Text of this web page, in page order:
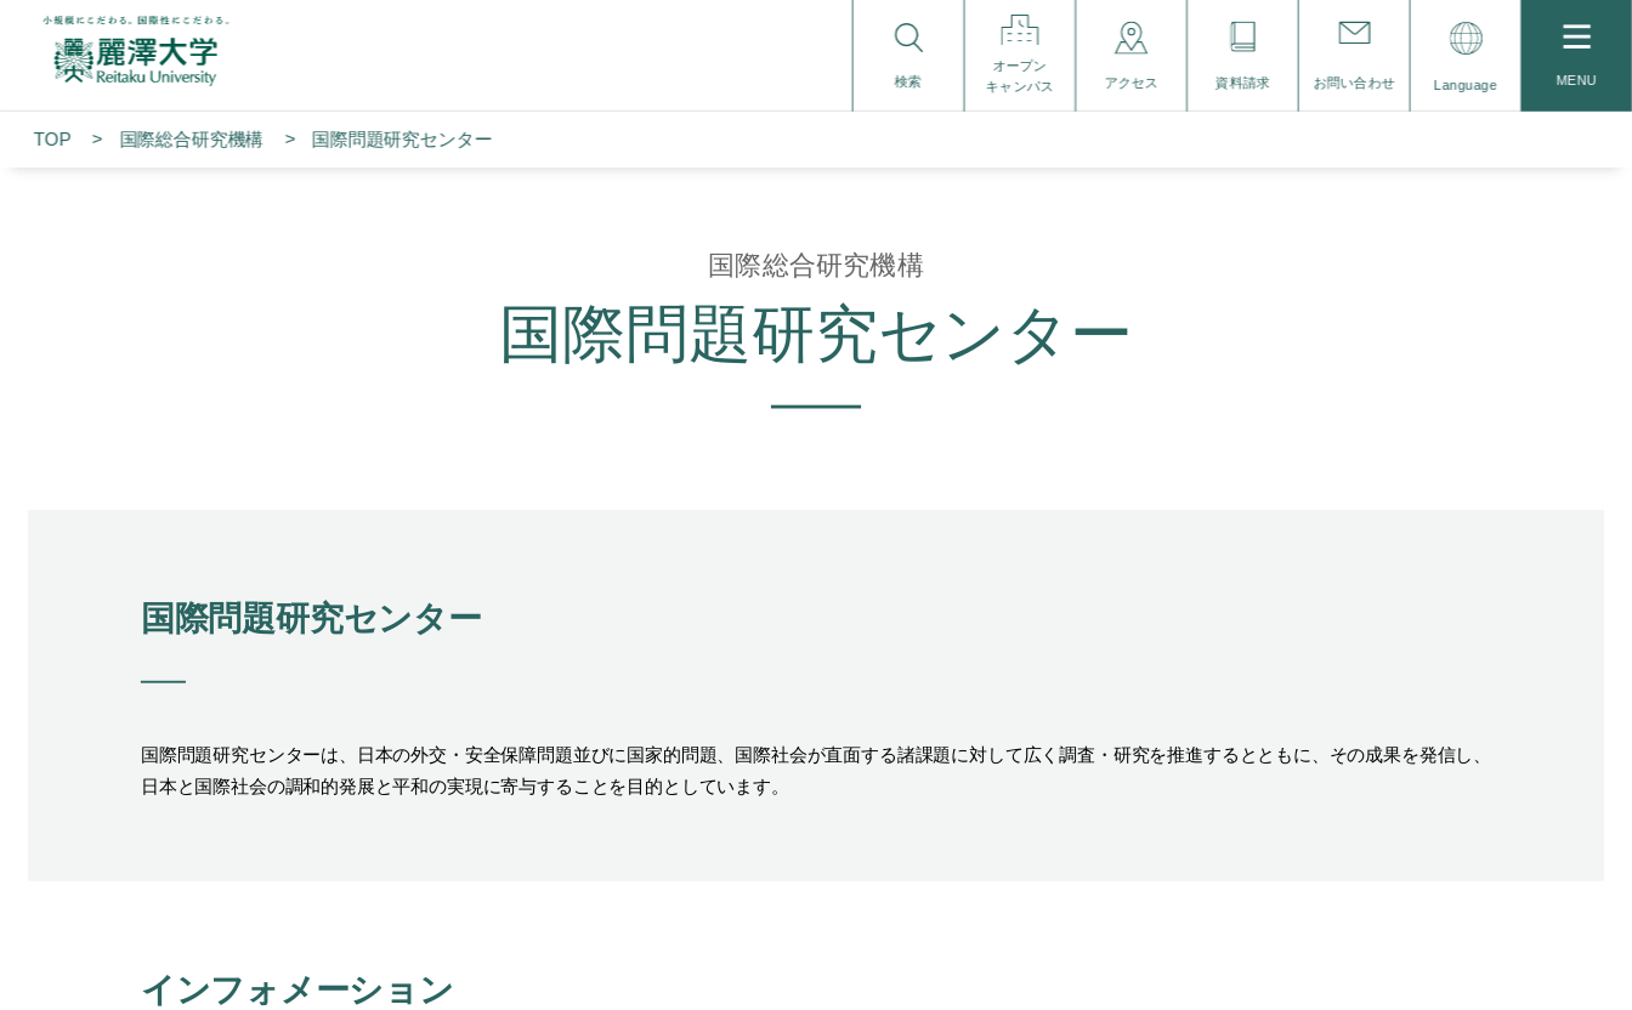
検索
オープン
キャンパス アクセス 資料請求 お問い合わせ Language MENU
TOP 国際総合研究機構 国際問題研究センター
国際総合研究機構
国際問題研究センター
国際問題研究センター
国際問題研究センターは、日本の外交・安全保障問題並びに国家的問題、国際社会が直面する諸課題に対して広く調査・研究を推進するとともに、その成果を発信し、
日本と国際社会の調和的発展と平和の実現に寄与することを目的としています。
インフォメーション